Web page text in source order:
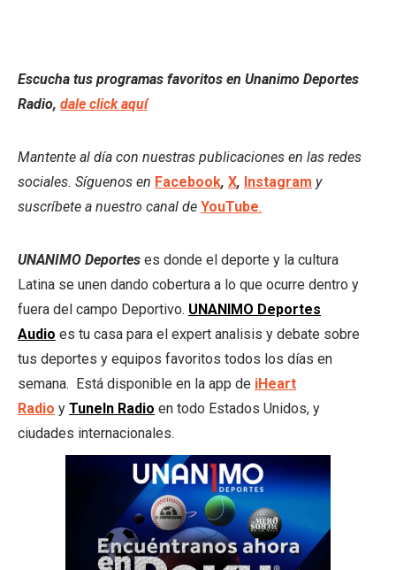
Escucha tus programas favoritos en Unanimo Deportes
Radio, dale click aquí
Mantente al día con nuestras publicaciones en las redes
sociales. Síguenos en Facebook, X, Instagram y
suscríbete a nuestro canal de YouTube.
UNANIMO Deportes es donde el deporte y la cultura
Latina se unen dando cobertura a lo que ocurre dentro y
fuera del campo Deportivo. UNANIMO Deportes
Audio es tu casa para el expert analisis y debate sobre
tus deportes y equipos favoritos todos los días en
semana. Está disponible en la app de iHeart
Radio y TuneIn Radio en todo Estados Unidos, y
ciudades internacionales.